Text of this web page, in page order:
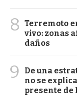
8 Terremoto
vivo: zonas
daños
9
De una
no se
presente de